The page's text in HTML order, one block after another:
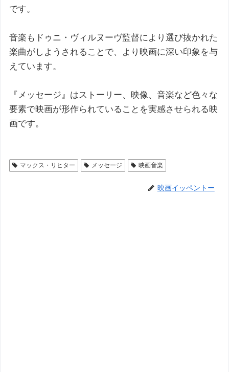
です。
音楽もドゥニ・ヴィルヌーヴ監督により選び抜かれた
楽曲がしようされることで、より映画に深い印象を与
えています。
『メッセージ』はストーリー、映像、音楽など色々な
要素で映画が形作られていることを実感させられる映
画です。
マックス・リヒター メッセージ 映画音楽
映画イッペントー